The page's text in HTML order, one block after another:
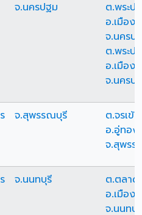
จ.นครปฐม
ต.พระป
อ.เมือง
จ.นครป
ต.พระป
อ.เมือง
จ.นครป
จ.สุพรรณบุรี
ต.จรเข้
อ.อู่ทอง
จ.สุพรร
จ.นนทบุรี
ต.ตลา
อ.เมือง
จ.นนทบุรี